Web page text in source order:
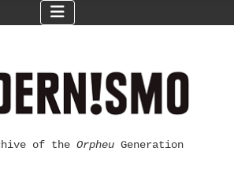
of the Orpheu Generation